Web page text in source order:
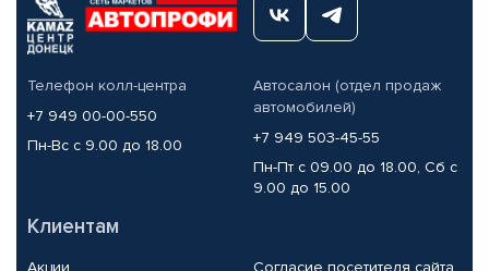
Телефон колл-центра
+7 949 00-00-550
Пн-Вс с 9.00 до 18.00
Автосалон (отдел продаж
автомобилей)
+7 949 503-45-55
Пн-Пт с 09.00 до 18.00, Сб с
9.00 до 15.00
Клиентам
Акции Согласие посетителя сайта